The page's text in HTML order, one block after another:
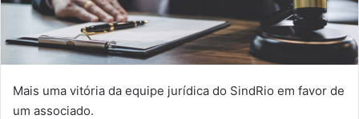
Mais uma vitória da equipe jurídica do SindRio em favor de
um associado.